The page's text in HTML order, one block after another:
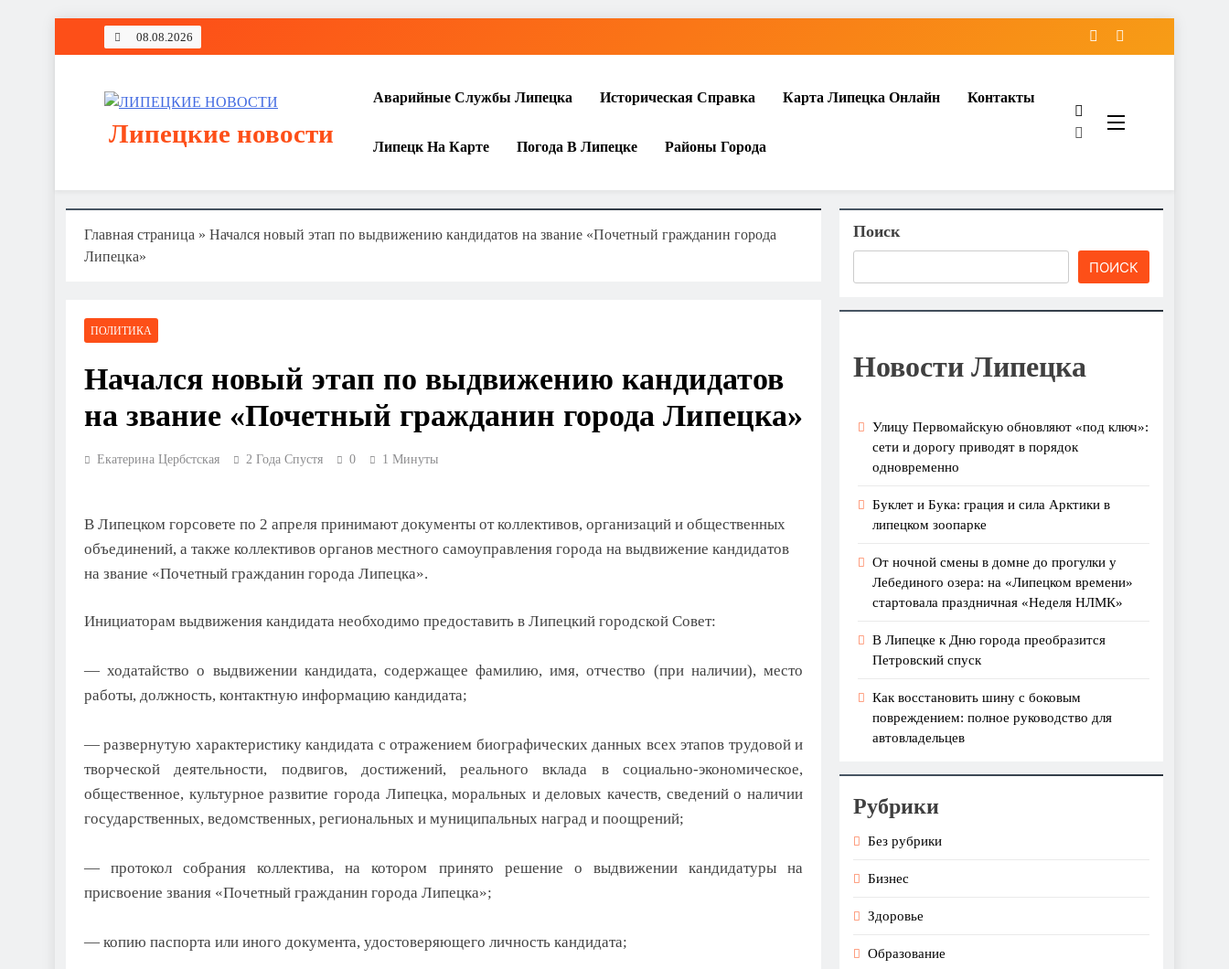
Перейти
08.08.2026
Липецкие новости
Аварийные Службы Липецка Историческая Справка Карта Липецка Онлайн Контакты
Липецк На Карте Погода В Липецке Районы Города
Главная страница » Начался новый этап по выдвижению кандидатов на звание «Почетный гражданин города
Липецка»
ПОЛИТИКА
Начался новый этап по выдвижению кандидатов
на звание «Почетный гражданин города Липецка»
Екатерина Цербстская 2 Года Спустя 0 1 Минуты
В Липецком горсовете по 2 апреля принимают документы от коллективов, организаций и общественных
объединений, а также коллективов органов местного самоуправления города на выдвижение кандидатов
на звание «Почетный гражданин города Липецка».
Инициаторам выдвижения кандидата необходимо предоставить в Липецкий городской Совет:
— ходатайство о выдвижении кандидата, содержащее фамилию, имя, отчество (при наличии), место
работы, должность, контактную информацию кандидата;
— развернутую характеристику кандидата с отражением биографических данных всех этапов трудовой и
творческой деятельности, подвигов, достижений, реального вклада в социально-экономическое,
общественное, культурное развитие города Липецка, моральных и деловых качеств, сведений о наличии
государственных, ведомственных, региональных и муниципальных наград и поощрений;
— протокол собрания коллектива, на котором принято решение о выдвижении кандидатуры на
присвоение звания «Почетный гражданин города Липецка»;
— копию паспорта или иного документа, удостоверяющего личность кандидата;
Поиск
ПОИСК
Новости Липецка
Улицу Первомайскую обновляют «под ключ»:
сети и дорогу приводят в порядок
одновременно
Буклет и Бука: грация и сила Арктики в
липецком зоопарке
От ночной смены в домне до прогулки у
Лебединого озера: на «Липецком времени»
стартовала праздничная «Неделя НЛМК»
В Липецке к Дню города преобразится
Петровский спуск
Как восстановить шину с боковым
повреждением: полное руководство для
автовладельцев
Рубрики
Без рубрики
Бизнес
Здоровье
Образование